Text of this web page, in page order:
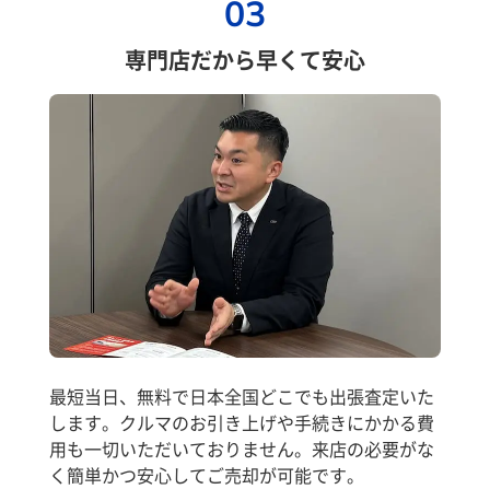
03
専門店だから早くて安心
最短当日、無料で日本全国どこでも出張査定いた
します。クルマのお引き上げや手続きにかかる費
用も一切いただいておりません。来店の必要がな
く簡単かつ安心してご売却が可能です。